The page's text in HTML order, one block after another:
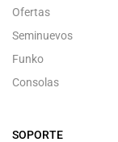
Ofertas
Seminuevos
Funko
Consolas
SOPORTE